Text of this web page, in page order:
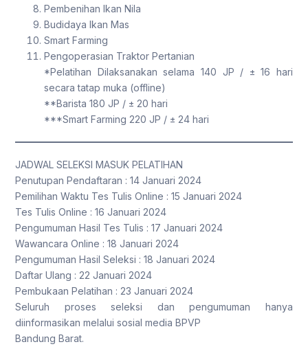
Pembenihan Ikan Nila
Budidaya Ikan Mas
Smart Farming
Pengoperasian Traktor Pertanian
*Pelatihan Dilaksanakan selama 140 JP / ± 16 hari
secara tatap muka (offline)
**Barista 180 JP / ± 20 hari
***Smart Farming 220 JP / ± 24 hari
JADWAL SELEKSI MASUK PELATIHAN
Penutupan Pendaftaran : 14 Januari 2024
Pemilihan Waktu Tes Tulis Online : 15 Januari 2024
Tes Tulis Online : 16 Januari 2024
Pengumuman Hasil Tes Tulis : 17 Januari 2024
Wawancara Online : 18 Januari 2024
Pengumuman Hasil Seleksi : 18 Januari 2024
Daftar Ulang : 22 Januari 2024
Pembukaan Pelatihan : 23 Januari 2024
Seluruh proses seleksi dan pengumuman hanya
diinformasikan melalui sosial media BPVP
Bandung Barat.